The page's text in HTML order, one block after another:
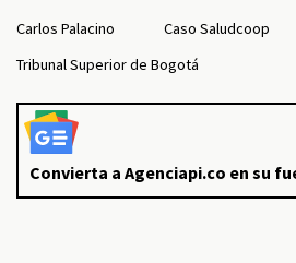
Carlos Palacino Caso Saludcoop
Tribunal Superior de Bogotá
Convierta a Agenciapi.co en su